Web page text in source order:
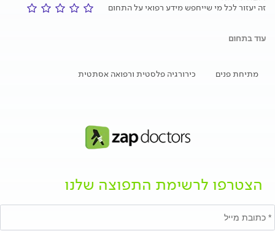
זה יעזור לכל מי שייחפש מידע רפואי על התחום
עוד בתחום
מתיחת פנים כירורגיה פלסטית ורפואה אסתטית
הצטרפו לרשימת התפוצה שלנו